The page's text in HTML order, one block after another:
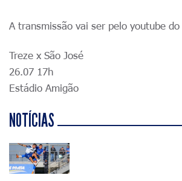
A transmissão vai ser pelo youtube
Treze x São José
26.07 17h
Estádio Amigão
NOTÍCIAS